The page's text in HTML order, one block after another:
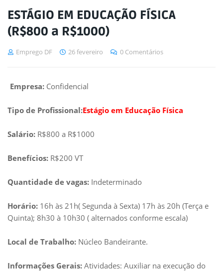
ESTÁGIO EM EDUCAÇÃO FÍSICA
(R$800 a R$1000)
Emprego DF 26 fevereiro 0 Comentários
Empresa: Confidencial
Tipo de Profissional:Estágio em Educação Física
Salário: R$800 a R$1000
Benefícios: R$200 VT
Quantidade de vagas: Indeterminado
Horário: 16h às 21h( Segunda à Sexta) 17h às 20h (Terça e
Quinta); 8h30 à 10h30 ( alternados conforme escala)
Local de Trabalho: Núcleo Bandeirante.
Informações Gerais: Atividades: Auxiliar na execução do